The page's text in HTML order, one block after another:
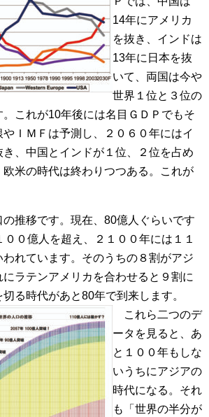
14年にアメリカ
を抜き、インドは
13年に日本を抜
いて、両国は今や
世界１位と３位の
これが10年後には名目ＧＤＰでもそ
ＩＭＦは予測し、２０６０年にはイ
、中国とインドが１位、２位を占め
欧米の時代は終わりつつある。これが
推移です。現在、80億人ぐらいです
０億人を超え、２１００年には１１
われています。そのうちの８割がアジ
ラテンアメリカを合わせると９割に
る時代があと80年で到来します。
これら二つのデ
ータを見ると、あ
と１００年もしな
いうちにアジアの
時代になる。それ
も「世界の半分が